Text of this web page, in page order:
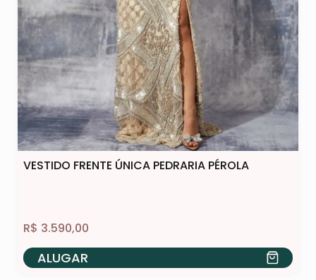
VESTIDO FRENTE ÚNICA PEDRARIA PÉROLA
R$ 3.590,00
ALUGAR